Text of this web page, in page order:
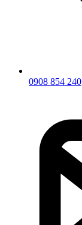
0908 854 240